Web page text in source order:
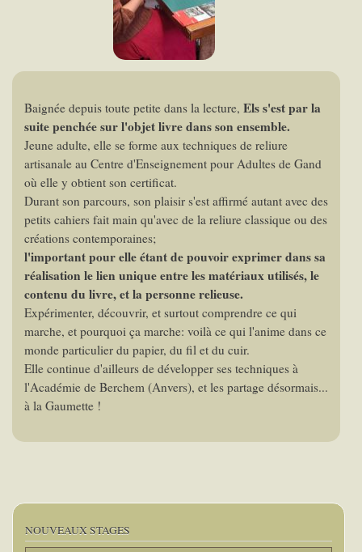
Baignée depuis toute petite dans la lecture, Els s'est par la
suite penchée sur l'objet livre dans son ensemble.
Jeune adulte, elle se forme aux techniques de reliure
artisanale au Centre d'Enseignement pour Adultes de Gand
où elle y obtient son certificat.
Durant son parcours, son plaisir s'est affirmé autant avec des
petits cahiers fait main qu'avec de la reliure classique ou des
créations contemporaines;
l'important pour elle étant de pouvoir exprimer dans sa
réalisation le lien unique entre les matériaux utilisés, le
contenu du livre, et la personne relieuse.
Expérimenter, découvrir, et surtout comprendre ce qui
marche, et pourquoi ça marche: voilà ce qui l'anime dans ce
monde particulier du papier, du fil et du cuir.
Elle continue d'ailleurs de développer ses techniques à
l'Académie de Berchem (Anvers), et les partage désormais...
à la Gaumette !
NOUVEAUX STAGES